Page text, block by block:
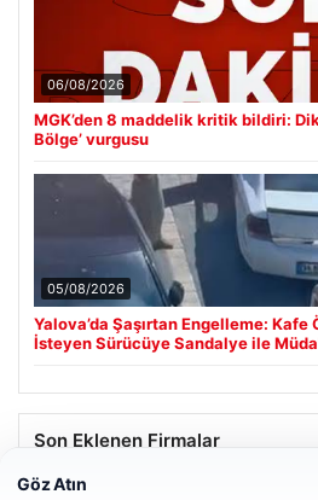
06/08/2026
MGK’den 8 maddelik kritik bildiri:
Bölge’ vurgusu
05/08/2026
Yalova’da Şaşırtan Engelleme: Kafe
İsteyen Sürücüye Sandalye ile
Son Eklenen Firmalar
Göz Atın